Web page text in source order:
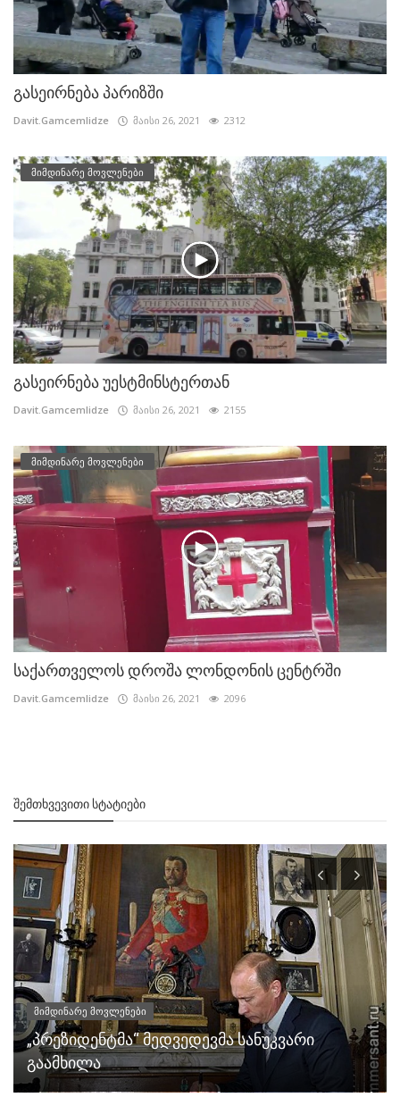
გასეირნება პარიზში
Davit.Gamcemlidze მაისი 26, 2021 2312
მიმდინარე მოვლენები
გასეირნება უესტმინსტერთან
Davit.Gamcemlidze მაისი 26, 2021 2155
მიმდინარე მოვლენები
საქართველოს დროშა ლონდონის ცენტრში
Davit.Gamcemlidze მაისი 26, 2021 2096
ᲨᲔᲛᲗᲮᲕᲔᲕᲘᲗᲘ ᲡᲢᲐᲢᲘᲔᲑᲘ
მიმდინარე მოვლენები
„პრეზიდენტმა“ მედვედევმა სანუკვარი
გაამხილა